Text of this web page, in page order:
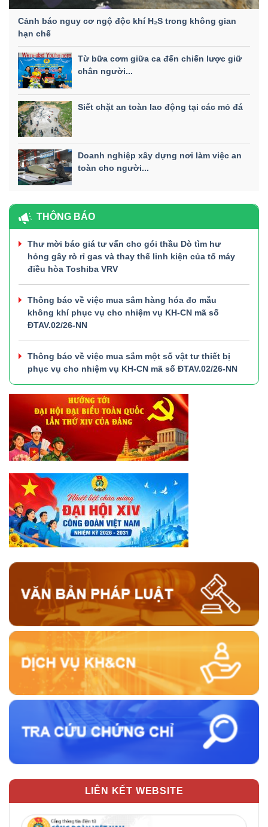
Cảnh báo nguy cơ ngộ độc khí H₂S trong không gian
hạn chế
Từ bữa cơm giữa ca đến chiến lược giữ
chân người...
Siết chặt an toàn lao động tại các mỏ đá
Doanh nghiệp xây dựng nơi làm việc an
toàn cho người...
THÔNG BÁO
Thư mời báo giá tư vấn cho gói thầu Dò tìm hư
hỏng gây rò rỉ gas và thay thế linh kiện của tổ máy
điều hòa Toshiba VRV
Thông báo về việc mua sắm hàng hóa đo mẫu
không khí phục vụ cho nhiệm vụ KH-CN mã số
ĐTAV.02/26-NN
Thông báo về việc mua sắm một số vật tư thiết bị
phục vụ cho nhiệm vụ KH-CN mã số ĐTAV.02/26-NN
LIÊN KẾT WEBSITE